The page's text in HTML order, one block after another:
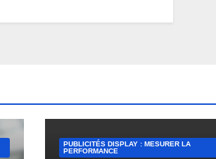
PUBLICITÉS DISPLAY : MESURER LA
PERFORMANCE